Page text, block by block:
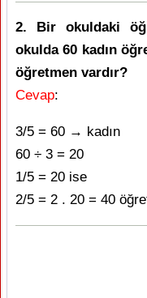
2. Bir okuldaki
okulda 60 kadın
öğretmen vardır?
Cevap:
3/5 = 60 → kadın
60 ÷ 3 = 20
1/5 = 20 ise
2/5 = 2 . 20 = 40